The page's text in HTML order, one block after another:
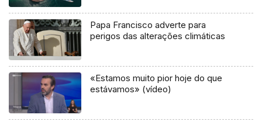
Papa Francisco adverte para
perigos das alterações climáticas
«Estamos muito pior hoje do que
estávamos» (vídeo)